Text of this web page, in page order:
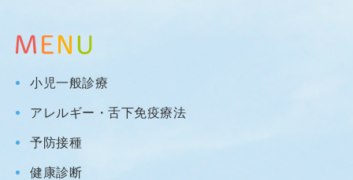
小児一般診療
アレルギー・舌下免疫療法
予防接種
健康診断